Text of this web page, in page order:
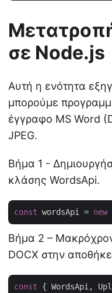
σε Node.js
Αυτή η ενότητα
μπορούμε
έγγραφο MS Word
JPEG.
Βήμα 1 -
κλάσης WordsApi.
const wordsApi = new
Βήμα 2 –
DOCX στην
const { WordsApi,